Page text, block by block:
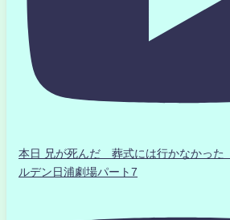
本日 兄が死んだ 葬式には行かなかっ
ルデン日浦劇場パート7